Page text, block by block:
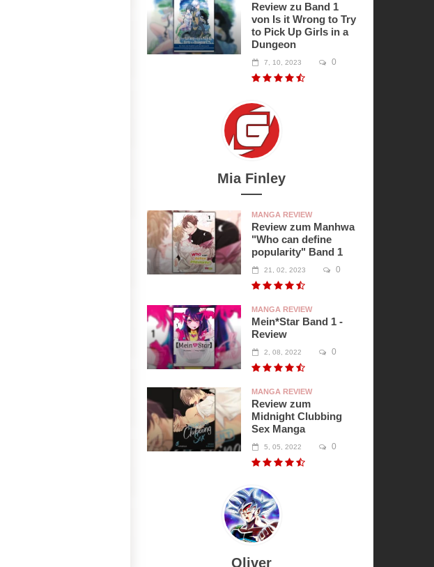
Review zu Band 1
von Is it Wrong to Try
to Pick Up Girls in a
Dungeon
7, 10, 2023 0
Mia Finley
MANGA REVIEW
Review zum Manhwa
"Who can define
popularity" Band 1
21, 02, 2023 0
MANGA REVIEW
Mein*Star Band 1 -
Review
2, 08, 2022 0
MANGA REVIEW
Review zum
Midnight Clubbing
Sex Manga
5, 05, 2022 0
Oliver